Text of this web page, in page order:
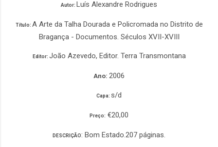
Autor: Luís Alexandre Rodrigues
Título: A Arte da Talha Dourada e Policromada no Distrito de
Bragança - Documentos. Séculos XVII-XVIII
Editor: João Azevedo, Editor. Terra Transmontana
Ano: 2006
Capa: s/d
Preço: €20,00
DESCRIÇÃO: Bom Estado.207 páginas.